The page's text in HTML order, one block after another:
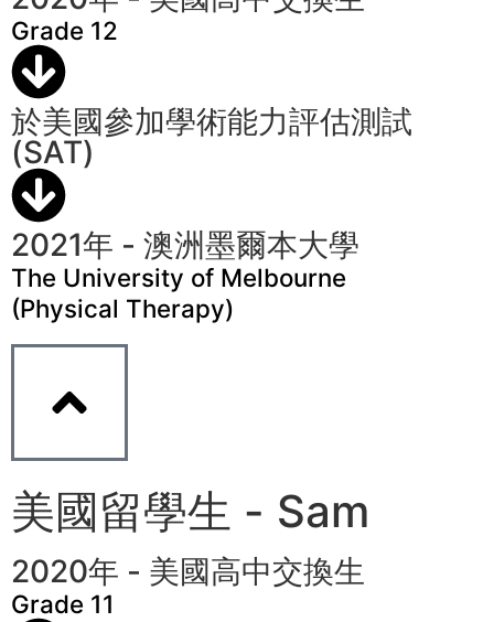
Grade 12
於美國參加學術能力評估測試
(SAT)
2021年 - 澳洲墨爾本大學
The University of Melbourne
(Physical Therapy)
美國留學生 - Sam
2020年 - 美國高中交換生
Grade 11